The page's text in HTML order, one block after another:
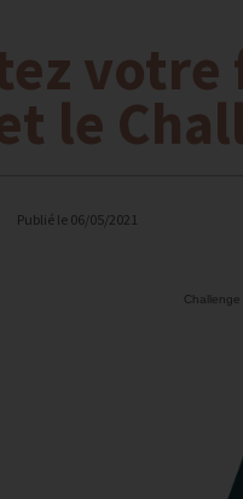
le
Publié le 06/05/2021